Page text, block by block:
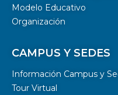
Modelo Educativo
Organización
CAMPUS Y SEDES
Información Campus y
Tour Virtual